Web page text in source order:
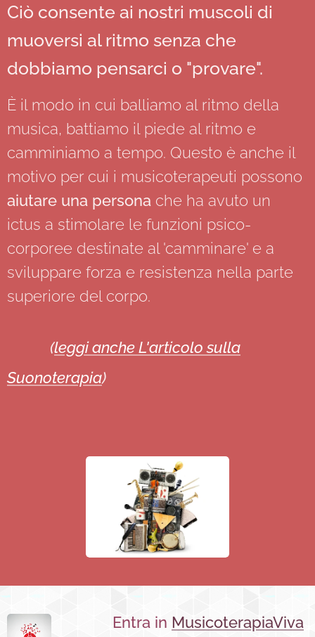
Ciò consente ai nostri muscoli di
muoversi al ritmo senza che
dobbiamo pensarci o "provare".
È il modo in cui balliamo al ritmo della
musica, battiamo il piede al ritmo e
camminiamo a tempo. Questo è anche il
motivo per cui i musicoterapeuti possono
aiutare una persona che ha avuto un
ictus a stimolare le funzioni psico-
corporee destinate al 'camminare' e a
sviluppare forza e resistenza nella parte
superiore del corpo.
(leggi anche L'articolo sulla
Suonoterapia)
Entra in MusicoterapiaViva